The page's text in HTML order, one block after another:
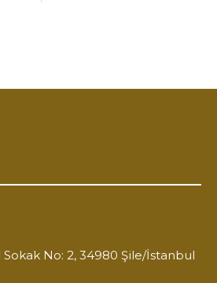
No: 2, 34980 Şile/İstanbul